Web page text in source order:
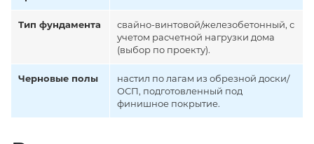
Тип фундамента
свайно-винтовой/железобетонный, с
учетом расчетной нагрузки дома
(выбор по проекту).
Черновые полы
настил по лагам из обрезной доски/
ОСП, подготовленный под
финишное покрытие.